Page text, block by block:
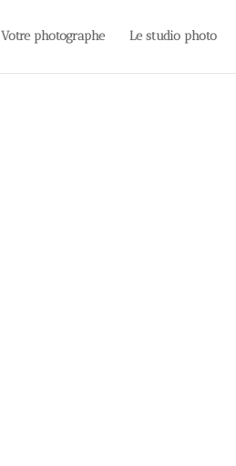
Votre photographe Le studio photo